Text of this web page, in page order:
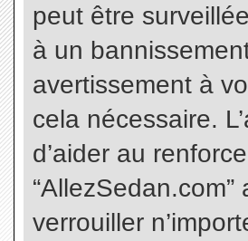
peut être
à un
avertissement à
cela nécessaire.
d’aider au
verrouiller